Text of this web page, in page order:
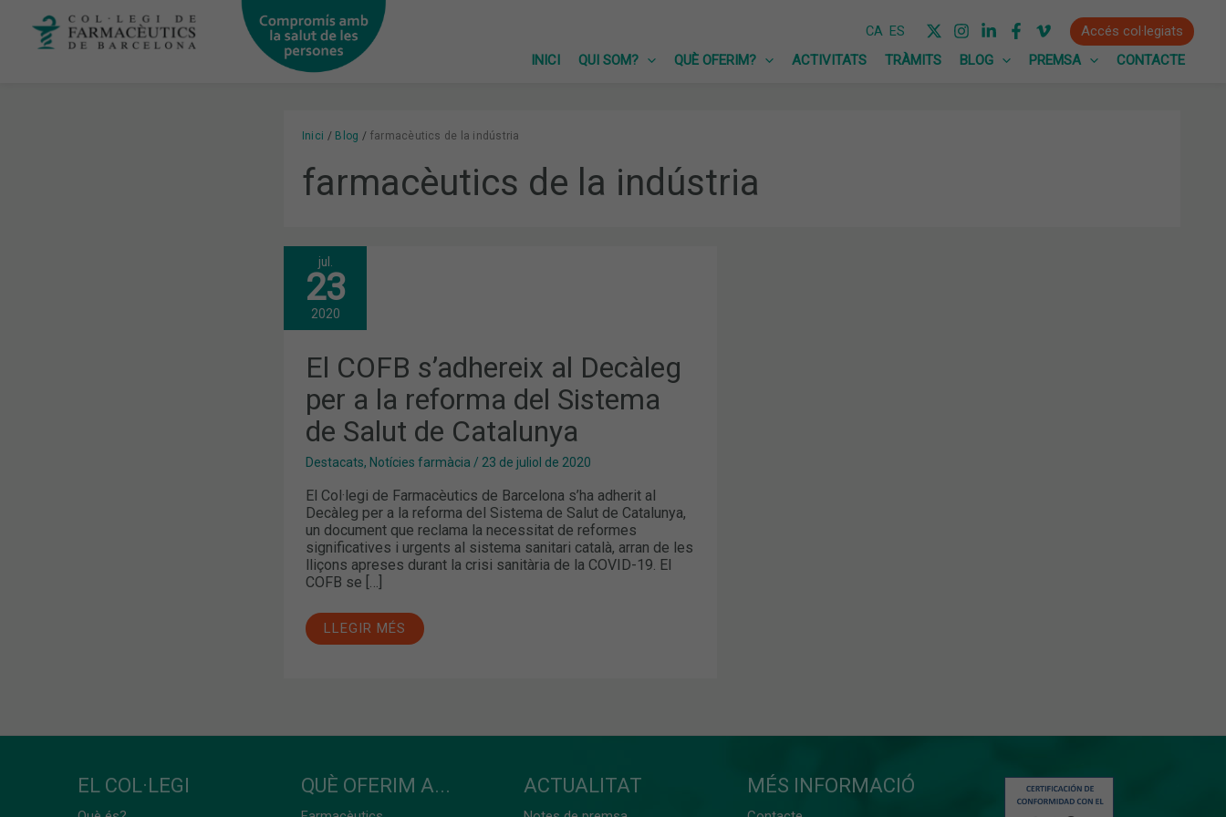
CA ES
Accés col·legiats
INICI
QUI SOM? QUÈ OFERIM? ACTIVITATS TRÀMITS BLOG PREMSA CONTACTE
Inici Blog farmacèutics de la indústria
farmacèutics de la indústria
jul.
23
2020
El COFB s’adhereix al Decàleg
per a la reforma del Sistema
de Salut de Catalunya
Destacats, Notícies farmàcia / 23 de juliol de 2020
El Col·legi de Farmacèutics de Barcelona s’ha adherit al
Decàleg per a la reforma del Sistema de Salut de Catalunya,
un document que reclama la necessitat de reformes
significatives i urgents al sistema sanitari català, arran de les
lliçons apreses durant la crisi sanitària de la COVID-19. El
COFB se […]
EL
COFB
S’ADHEREIX
AL
DECÀLEG
A
LA
REFORMA
DEL
SISTEMA
DE
SALUT
CATALUNYA
LLEGIR MÉS
EL COL·LEGI QUÈ OFERIM A... ACTUALITAT MÉS INFORMACIÓ